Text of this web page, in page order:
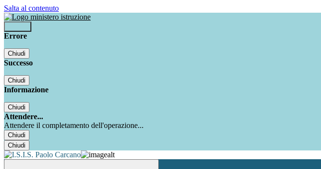
Salta al contenuto
Errore
Chiudi
Successo
Chiudi
Informazione
Chiudi
Attendere...
Attendere il completamento dell'operazione...
Chiudi
Chiudi